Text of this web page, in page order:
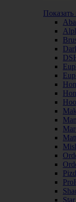
Показать